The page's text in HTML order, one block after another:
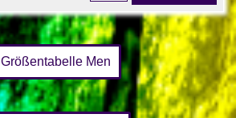
Größentabelle Men